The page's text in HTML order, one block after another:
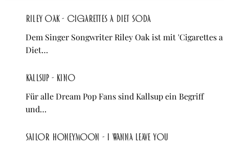
Riley Oak - Cigarettes a Diet Soda
Dem Singer Songwriter Riley Oak ist mit 'Cigarettes a
Diet…
Kallsup - Kino
Für alle Dream Pop Fans sind Kallsup ein Begriff
und…
Sailor Honeymoon - I Wanna Leave You